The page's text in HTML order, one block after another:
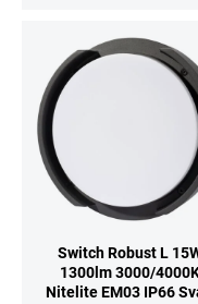
Switch Robust L
1300lm 3000/
Nitelite EM03 IP66